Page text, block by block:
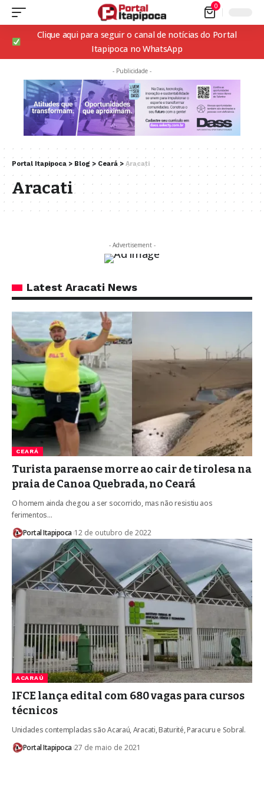
0
Clique aqui para seguir o canal de notícias do Portal
Itapipoca no WhatsApp
- Publicidade -
Portal Itapipoca > Blog > Ceará > Aracati
Aracati
- Advertisement -
Latest Aracati News
CEARÁ
Turista paraense morre ao cair de tirolesa na
praia de Canoa Quebrada, no Ceará
O homem ainda chegou a ser socorrido, mas não resistiu aos
ferimentos…
Portal Itapipoca 12 de outubro de 2022
ACARAÚ
IFCE lança edital com 680 vagas para cursos
técnicos
Unidades contempladas são Acaraú, Aracati, Baturité, Paracuru e Sobral.
Portal Itapipoca 27 de maio de 2021